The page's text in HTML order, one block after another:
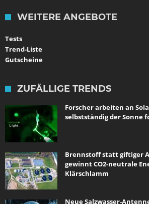
WEITERE ANGEBOTE
Tests
Trend-Liste
Gutscheine
ZUFÄLLIGE TRENDS
Forscher arbeiten an
selbstständig der Sonne
Brennstoff statt giftiger
gewinnt CO2-neutrale
Klärschlamm
Neue Salzwasser-